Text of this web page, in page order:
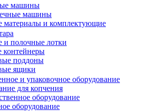
машины
машины
материалы и комплектующие
и полочные лотки
поддоны
ящики
и упаковочное оборудование
для копчения
оборудование
оборудование